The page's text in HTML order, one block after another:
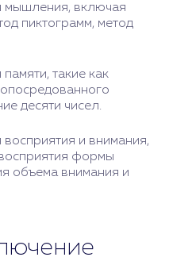
мышления, включая
пиктограмм, метод
такие как
десяти чисел.
и внимания,
формы
объема внимания и